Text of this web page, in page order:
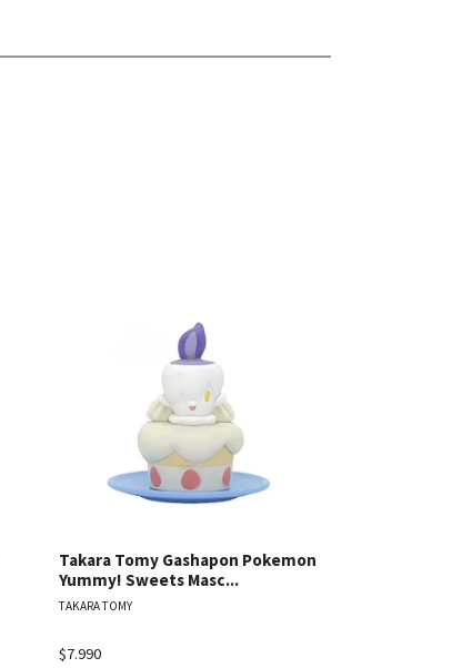
Takara Tomy Gashapon Pokemon
Yummy! Sweets Masc...
TAKARA TOMY
$7.990